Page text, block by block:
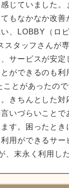
じていました
もなかなか改善
、LOBBY（ロ
タッフさんが
サービスが安定
ができるのも
とがあったの
きちんとした対
いづらいこと
す。困ったとき
用ができるサー
末永く利用し